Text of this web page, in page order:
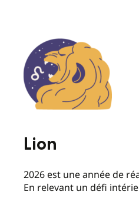
Lion
2026 est une année de
En relevant un défi